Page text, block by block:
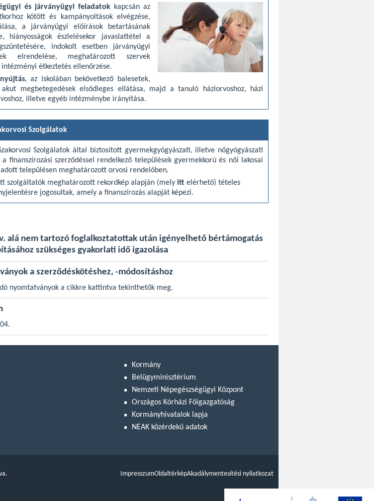
és járványügyi feladatokkapcsán az
kötött és kampányoltások elvégzése,
a járványügyi előírások betartásának
hiányosságok észlelésekor javaslattétel a
indokolt esetben járványügyi
elrendelése, meghatározott szervek
étkeztetés ellenőrzése.
, az iskolában bekövetkező balesetek,
akut megbetegedések elsődleges ellátása, majd a tanuló háziorvoshoz, házi
illetve egyéb intézménybe irányítása.
Szolgálatok
Szolgálatok által biztosított gyermekgyógyászati, illetve nőgyógyászati
a finanszírozási szerződéssel rendelkező települések gyermekkorú és női lakosai
adott településen meghatározott orvosi rendelőben.
szolgáltatók meghatározott rekordkép alapján (mely itt elérhető) tételes
jogosultak, amely a finanszírozás alapját képezi.
alá nem tartozó foglalkoztatottak után igényelhető bértámogatás
szükséges gyakorlati idő igazolása
a szerződéskötéshez, -módosításhoz
nyomtatványok a cikkre kattintva tekinthetők meg.
Kormány
Belügyminisztérium
Nemzeti Népegészségügyi Központ
Országos Kórházi Főigazgatóság
Kormányhivatalok lapja
NEAK közérdekű adatok
ImpresszumOldaltérképAkadálymentesítési nyilatkozat